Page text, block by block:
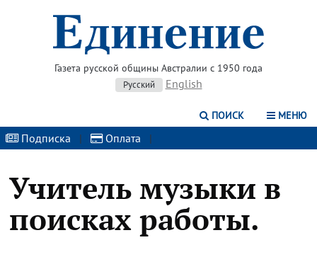
Газета русской общины Австралии с 1950 года
Русский English
ПОИСК МЕНЮ
Подписка | Оплата |
Учитель музыки в
поисках работы.